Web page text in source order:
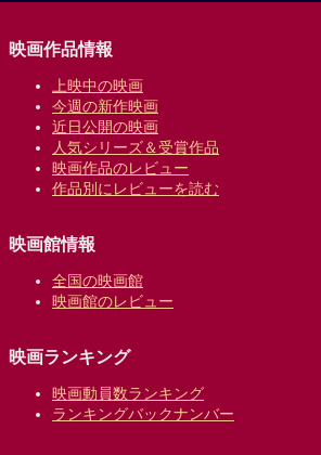
映画作品情報
上映中の映画
今週の新作映画
近日公開の映画
人気シリーズ＆受賞作品
映画作品のレビュー
作品別にレビューを読む
映画館情報
全国の映画館
映画館のレビュー
映画ランキング
映画動員数ランキング
ランキングバックナンバー